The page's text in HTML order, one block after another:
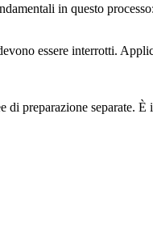
in questo processo:
essere interrotti.
preparazione separate. È